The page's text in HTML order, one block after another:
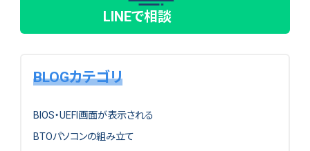
LINEで相談
BLOGカテゴリ
BIOS・UEFI画面が表示される
BTOパソコンの組み立て